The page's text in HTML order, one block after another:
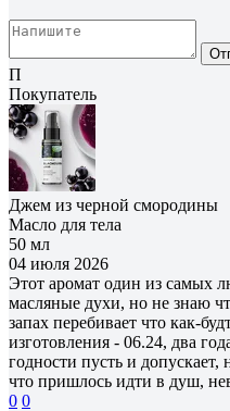
П
Покупатель
Джем из черной смородины
Масло для тела
50 мл
04 июля 2026
Этот аромат один из самых
масляные духи, но не знаю
запах перебивает что как-
изготовления - 06.24, два
годности пусть и допускает,
что пришлось идти в душ,
0 0